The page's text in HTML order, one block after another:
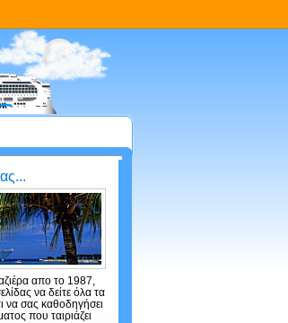
απο το 1987,
να δείτε όλα τα
να σας καθοδηγήσει
που ταιριάζει